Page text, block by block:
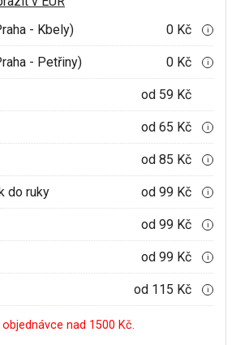
- Kbely)
0 Kč i
- Petřiny) 0 Kč i
od 59 Kč
od 65 Kč i
od 85 Kč i
do ruky od 99 Kč i
od 99 Kč i
od 99 Kč i
od 115 Kč i
nad 1500 Kč.